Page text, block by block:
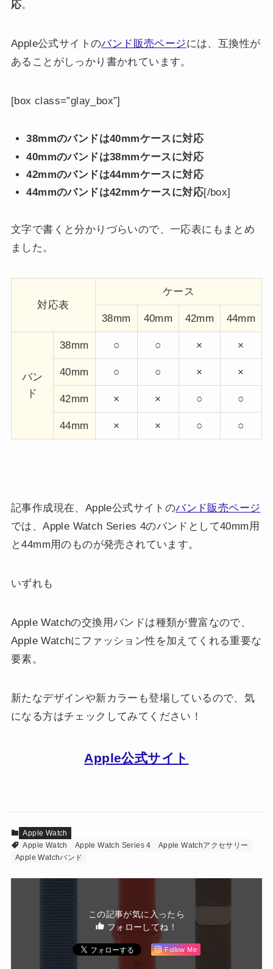
応。
Apple公式サイトのバンド販売ページには、互換性が
あることがしっかり書かれています。
[box class=”glay_box”]
38mmのバンドは40mmケースに対応
40mmのバンドは38mmケースに対応
42mmのバンドは44mmケースに対応
44mmのバンドは42mmケースに対応[/box]
文字で書くと分かりづらいので、一応表にもまとめ
ました。
対応表
ケース
38mm 40mm 42mm 44mm
バン
ド
38mm ○ ○ × ×
40mm ○ ○ × ×
42mm × × ○ ○
44mm × × ○ ○
記事作成現在、Apple公式サイトのバンド販売ページ
では、Apple Watch Series 4のバンドとして40mm用
と44mm用のものが発売されています。
いずれも
Apple Watchの交換用バンドは種類が豊富なので、
Apple Watchにファッション性を加えてくれる重要な
要素。
新たなデザインや新カラーも登場しているので、気
になる方はチェックしてみてください！
Apple公式サイト
Apple Watch
Apple Watch
Apple Watch Series 4
Apple Watchアクセサリー
Apple Watchバンド
この記事が気に入ったら
フォローしてね！
Follow Me